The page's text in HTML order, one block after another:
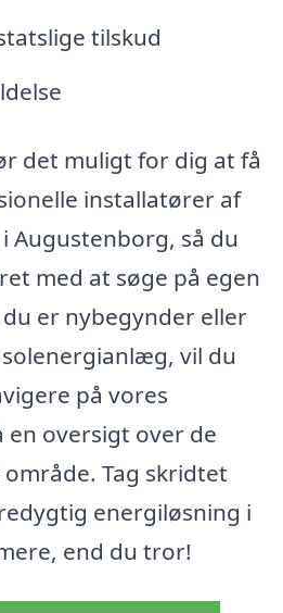
tilskud
det muligt for dig at få
installatører af
Augustenborg, så du
med at søge på egen
er nybegynder eller
vil du
på vores
en oversigt over de
Tag skridtet
energiløsning i
end du tror!